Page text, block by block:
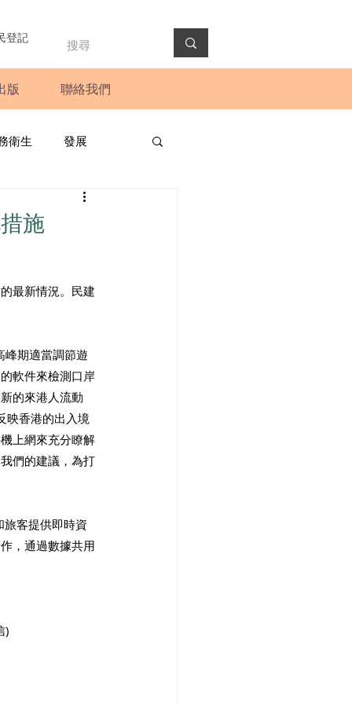
登記
版 聯絡我們
衛生 發展
圓桌會議
施
最新情況。民建
峰期適當調節遊
軟件來檢測口岸
的來港人流動
映香港的出入境
上網來充分瞭解
們的建議，為打
旅客提供即時資
，通過數據共用
)